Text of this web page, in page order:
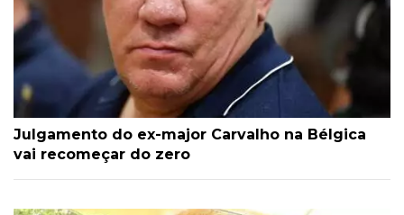
Julgamento do ex-major Carvalho na Bélgica
vai recomeçar do zero